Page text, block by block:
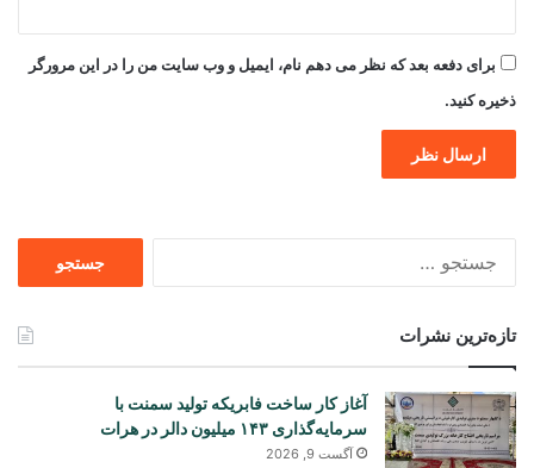
برای دفعه بعد که نظر می دهم نام، ایمیل و وب سایت من را در این مرورگر
ذخیره کنید.
تازه‌ترین نشرات
آغاز کار ساخت فابریکه تولید سمنت با
سرمایه‌گذاری ۱۴۳ میلیون دالر در هرات
آگست 9, 2026